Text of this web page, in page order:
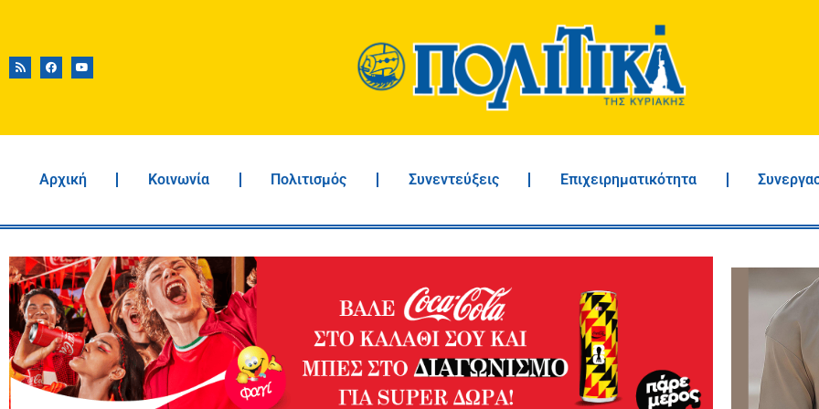
Αρχική Κοινωνία Πολιτισμός Συνεντεύξεις Επιχειρηματικότητα